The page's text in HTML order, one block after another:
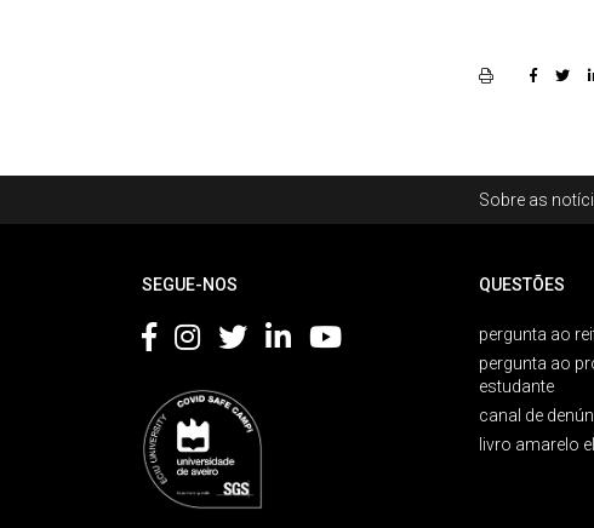
Sobre as
SEGUE-NOS QUESTÕES
pergunta ao
pergunta ao
estudante
canal de
livro amarelo